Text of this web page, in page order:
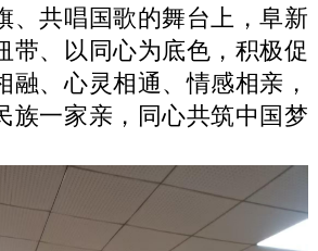
、共唱国歌的舞台上，阜新
带、以同心为底色，积极促
融、心灵相通、情感相亲，
族一家亲，同心共筑中国梦